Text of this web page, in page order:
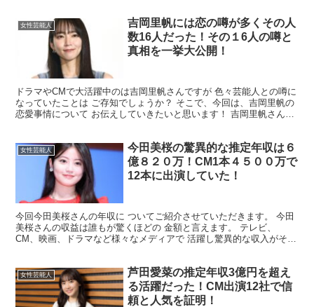
女性芸能人
吉岡里帆には恋の噂が多くその人
数16人だった！その１6人の噂と
真相を一挙大公開！
ドラマやCMで大活躍中のは吉岡里帆さんですが 色々芸能人との噂に
なっていたことは ご存知でしょうか？ そこで、今回は、吉岡里帆の
恋愛事情について お伝えしていきたいと思います！ 吉岡里帆さん
女性芸能人
今田美桜の驚異的な推定年収は６
億８２０万！CM1本４５００万で
12本に出演していた！
今回今田美桜さんの年収に ついてご紹介させていただきます。 今田
美桜さんの収益は誰もが驚くほどの 金額と言えます。 テレビ、
CM、映画、ドラマなど様々なメディアで 活躍し驚異的な収入がその
女性芸能人
芦田愛菜の推定年収3億円を超え
る活躍だった！CM出演12社で信
頼と人気を証明！